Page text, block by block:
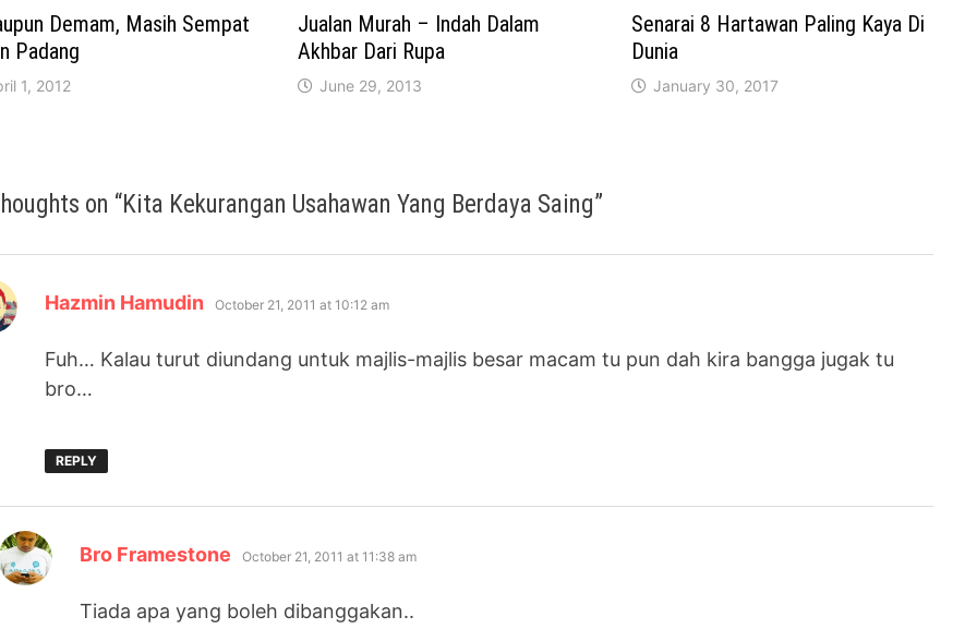
Demam, Masih Sempat
Padang
1, 2012
Jualan Murah – Indah Dalam
Akhbar Dari Rupa
June 29, 2013
Senarai 8 Hartawan Paling Kaya Di
Dunia
January 30, 2017
on “Kita Kekurangan Usahawan Yang Berdaya Saing”
Hazmin Hamudin says:
October 21, 2011 at 10:12 am
Fuh… Kalau turut diundang untuk majlis-majlis besar macam tu pun dah kira bangga jugak tu
bro…
REPLY
Bro Framestone says:
October 21, 2011 at 11:38 am
Tiada apa yang boleh dibanggakan..